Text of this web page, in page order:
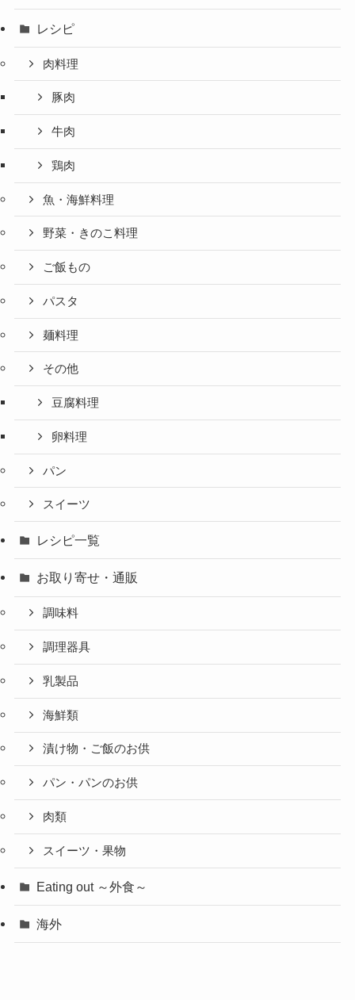
レシピ
肉料理
豚肉
牛肉
鶏肉
魚・海鮮料理
野菜・きのこ料理
ご飯もの
パスタ
麺料理
その他
豆腐料理
卵料理
パン
スイーツ
レシピ一覧
お取り寄せ・通販
調味料
調理器具
乳製品
海鮮類
漬け物・ご飯のお供
パン・パンのお供
肉類
スイーツ・果物
Eating out ～外食～
海外